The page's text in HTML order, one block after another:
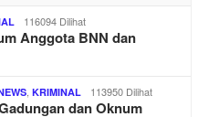
116094 Dilihat
Anggota BNN dan
KRIMINAL 113950 Dilihat
dan Oknum